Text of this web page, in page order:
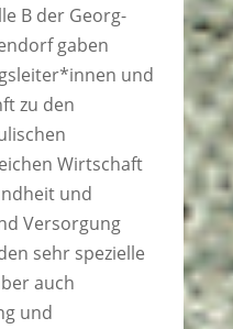
B der Georg-
gaben
und
zu den
Wirtschaft
und
Versorgung
sehr spezielle
auch
und